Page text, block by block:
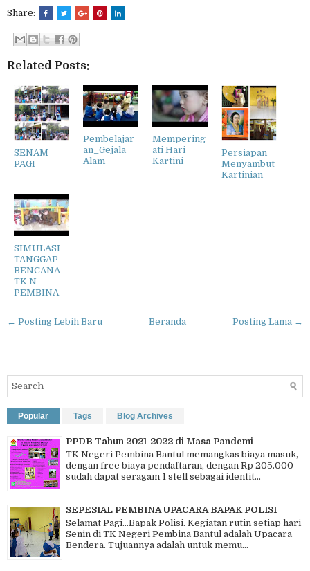
Share:
Related Posts:
SENAM
PAGI
Pembelajar
an_Gejala
Alam
Mempering
ati Hari
Kartini
Persiapan
Menyambut
Kartinian
SIMULASI
TANGGAP
BENCANA
TK N
PEMBINA
← Posting Lebih Baru Posting Lama →
Beranda
Popular Tags Blog Archives
PPDB Tahun 2021-2022 di Masa Pandemi
TK Negeri Pembina Bantul memangkas biaya masuk,
dengan free biaya pendaftaran, dengan Rp 205.000
sudah dapat seragam 1 stell sebagai identit...
SEPESIAL PEMBINA UPACARA BAPAK POLISI
Selamat Pagi…Bapak Polisi. Kegiatan rutin setiap hari
Senin di TK Negeri Pembina Bantul adalah Upacara
Bendera. Tujuannya adalah untuk memu...